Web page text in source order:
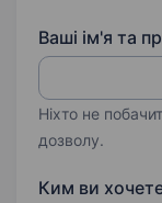
Ваші ім'я та
Ніхто не
дозволу.
Ким ви